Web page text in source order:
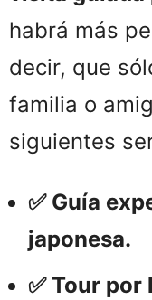
habrá más
decir, que
familia o
siguientes
✅ Guía
japonesa.
✅ Tour